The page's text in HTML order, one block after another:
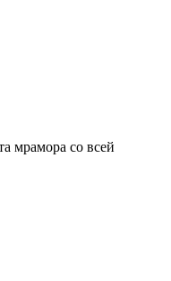
мрамора со всей